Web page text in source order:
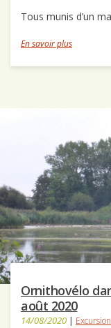
Tous munis d’un
En savoir plus
Ornithovélo
août 2020
14/08/2020 |